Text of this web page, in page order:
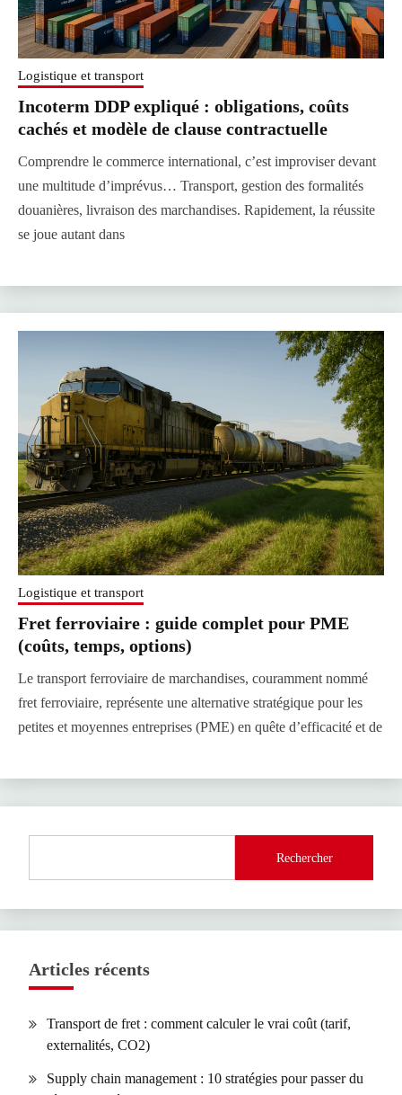
Logistique et transport
Incoterm DDP expliqué : obligations, coûts
cachés et modèle de clause contractuelle
Comprendre le commerce international, c’est improviser devant
une multitude d’imprévus… Transport, gestion des formalités
douanières, livraison des marchandises. Rapidement, la réussite
se joue autant dans
Logistique et transport
Fret ferroviaire : guide complet pour PME
(coûts, temps, options)
Le transport ferroviaire de marchandises, couramment nommé
fret ferroviaire, représente une alternative stratégique pour les
petites et moyennes entreprises (PME) en quête d’efficacité et de
Rechercher
Articles récents
Transport de fret : comment calculer le vrai coût (tarif,
externalités, CO2)
Supply chain management : 10 stratégies pour passer du